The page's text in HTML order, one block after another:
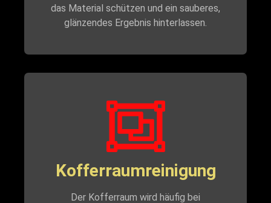
das Material schützen und ein sauberes,
glänzendes Ergebnis hinterlassen.
Kofferraumreinigung
Der Kofferraum wird häufig bei